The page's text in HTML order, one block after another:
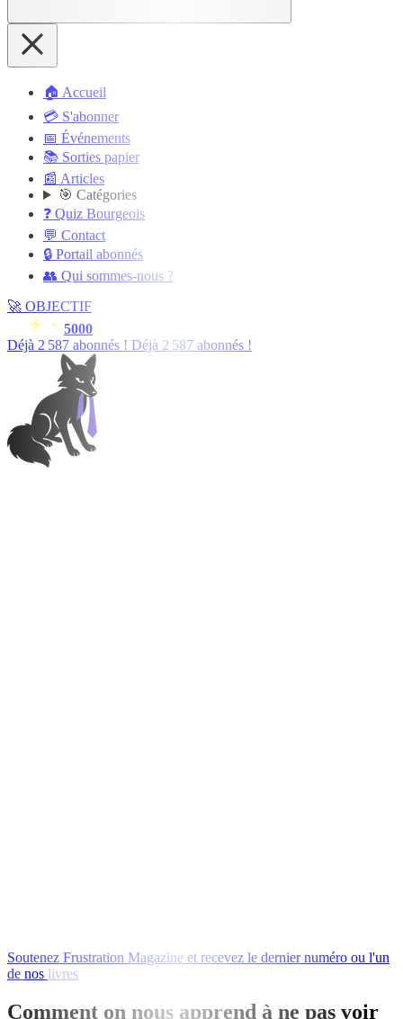
🏠 Accueil
💳 S'abonner
📅 Événements
📚 Sorties papier
📰 Articles
🎯 Catégories
❓ Quiz Bourgeois
💬 Contact
🔒 Portail abonnés
👥 Qui sommes-nous ?
🚀 OBJECTIF
5000
Déjà 2 588 abonnés ! Déjà 2 588 abonnés !
Soutenez Frustration Magazine et recevez le dernier numéro ou l'un
de nos livres
Comment on nous apprend à ne pas voir